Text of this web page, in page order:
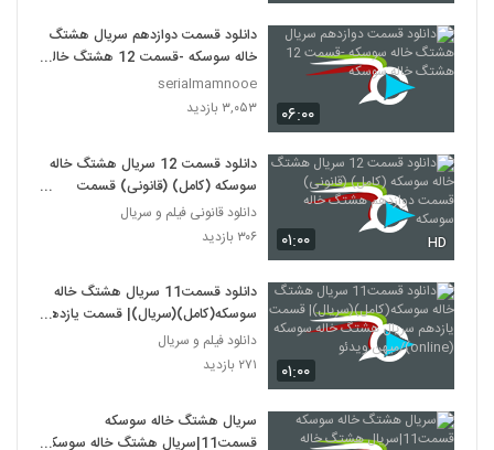
۰۶:۰۰
دانلود قسمت دوازدهم سریال هشتگ
خاله سوسکه -قسمت 12 هشتگ خاله
سوسکه
serialmamnooe
۳,۰۵۳ بازدید
۰۱:۰۰ HD
دانلود قسمت 12 سریال هشتگ خاله
سوسکه (کامل) (قانونی) قسمت
دوازدهم هشتگ خاله سوسکه
دانلود قانونی فیلم و سریال
۳۰۶ بازدید
۰۱:۰۰
دانلود قسمت11 سریال هشتگ خاله
سوسکه(کامل)(سریال)| قسمت یازدهم
سریال هشتگ خاله سوسکه
(online)/میهن ویدئو
دانلود فیلم و سریال
۲۷۱ بازدید
سریال هشتگ خاله سوسکه
قسمت11|سریال هشتگ خاله سوسکه